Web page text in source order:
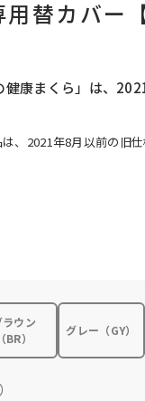
替カバー
健康まくら」は、
、2021年8月以前の旧仕
ラウン
（BR）
グレー（GY）